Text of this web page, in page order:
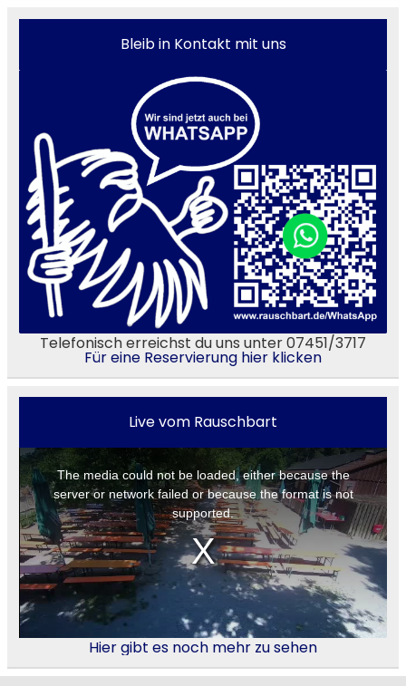
Bleib in Kontakt mit uns
Telefonisch erreichst du uns unter 07451/3717
Für eine Reservierung hier klicken
Live vom Rauschbart
Hier gibt es noch mehr zu sehen